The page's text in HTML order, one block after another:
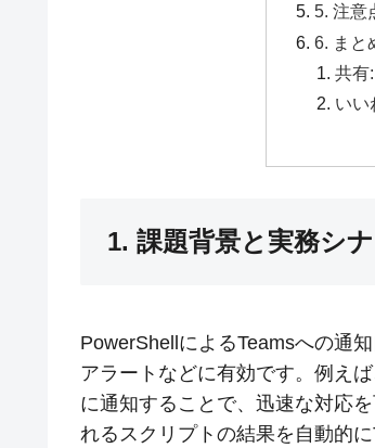
5. 注意
6. まと
共有:
いい
1. 課題背景と実務シ
PowerShellによるTeamsへの通
アラートなどに有効です。例え
に通知することで、迅速な対応
れるスクリプトの結果を自動的